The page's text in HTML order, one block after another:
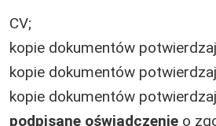
CV;
kopie dokumentów
kopie dokumentów
kopie dokumentów
podpisane oświadczenie o